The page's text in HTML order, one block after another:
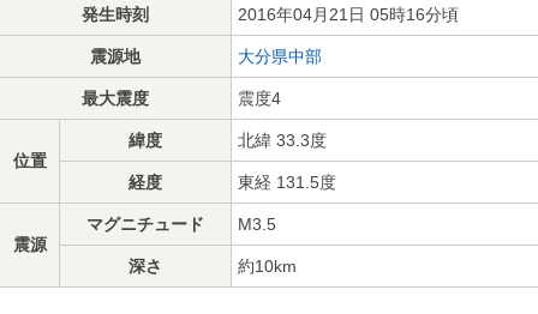
発生時刻 2016年04月21日 05時16分頃
震源地 大分県中部
最大震度 震度4
位置
緯度 北緯 33.3度
経度 東経 131.5度
震源
マグニチュード M3.5
深さ 約10km